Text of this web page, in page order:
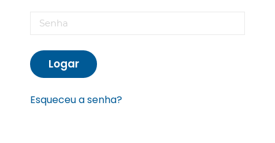
Logar
Esqueceu a senha?